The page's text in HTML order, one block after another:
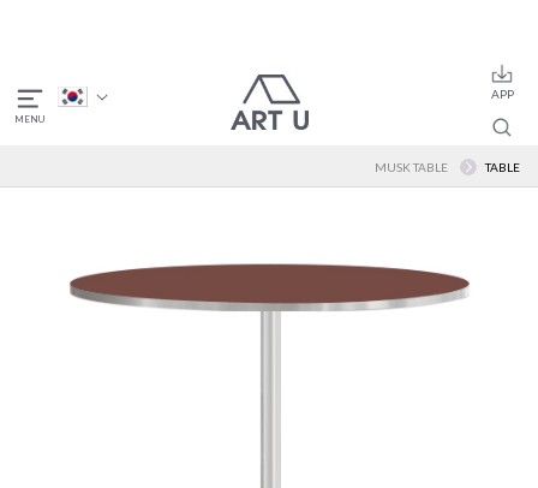
MUSK TABLE TABLE